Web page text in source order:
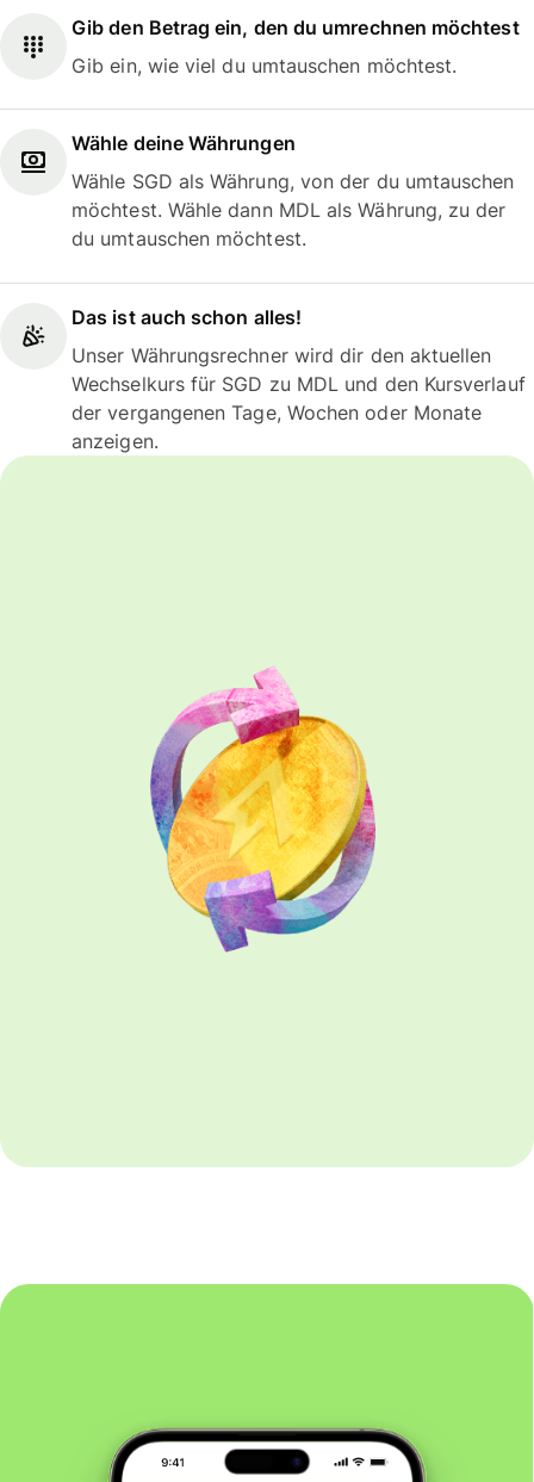
Gib den Betrag ein, den du umrechnen möchtest
Gib ein, wie viel du umtauschen möchtest.
Wähle deine Währungen
Wähle SGD als Währung, von der du umtauschen
möchtest. Wähle dann MDL als Währung, zu der
du umtauschen möchtest.
Das ist auch schon alles!
Unser Währungsrechner wird dir den aktuellen
Wechselkurs für SGD zu MDL und den Kursverlauf
der vergangenen Tage, Wochen oder Monate
anzeigen.